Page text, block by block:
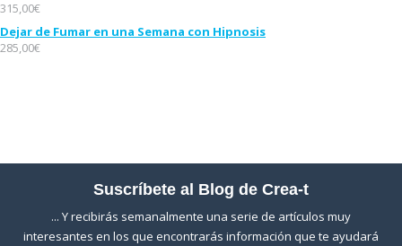
315,00€
Dejar de Fumar en una Semana con Hipnosis
285,00€
Suscríbete al Blog de Crea-t
... Y recibirás semanalmente una serie de artículos muy
interesantes en los que encontrarás información que te ayudará